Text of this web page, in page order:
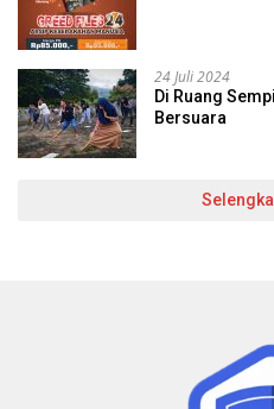
24 Juli 2024
Di Ruang
Bersuara